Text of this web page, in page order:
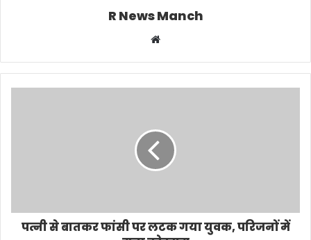
R News Manch
Website
पत्नी से बातकर फांसी पर लटक गया युवक, परिजनों में